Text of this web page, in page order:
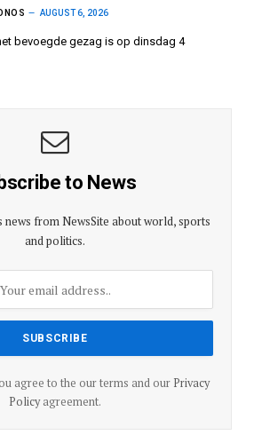
AUGUST 6, 2026
bevoegde gezag is op dinsdag 4
to News
news from NewsSite about world, sports
and politics.
agree to the our terms and our Privacy
Policyagreement.